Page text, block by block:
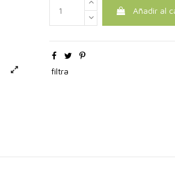
Añadir al
filtra